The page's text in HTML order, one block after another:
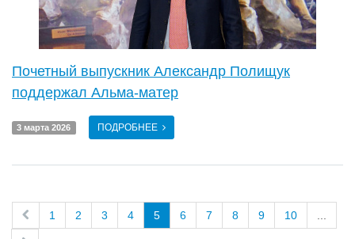
Почетный выпускник Александр Полищук
поддержал Альма-матер
3 марта 2026 ПОДРОБНЕЕ
1 2 3 4 5 6 7 8 9 10